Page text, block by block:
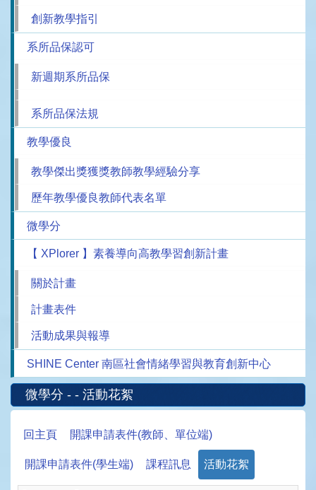
創新教學指引
系所品保認可
新週期系所品保
系所品保法規
教學優良
教學傑出獎獲獎教師教學經驗分享
歷年教學優良教師代表名單
微學分
【 XPlorer 】素養導向高教學習創新計畫
關於計畫
計畫表件
活動成果與報導
SHINE Center 南區社會情緒學習與教育創新中心
微學分 - - 活動花絮
回主頁 開課申請表件(教師、單位端)
開課申請表件(學生端) 課程訊息 活動花絮